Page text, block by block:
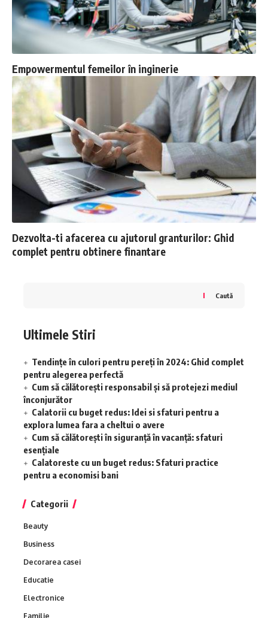
Empowermentul femeilor în inginerie
Dezvolta-ti afacerea cu ajutorul granturilor: Ghid
complet pentru obtinere finantare
Caută
Ultimele Stiri
Tendințe în culori pentru pereți în 2024: Ghid complet
pentru alegerea perfectă
Cum să călătorești responsabil și să protejezi mediul
înconjurător
Calatorii cu buget redus: Idei si sfaturi pentru a
explora lumea fara a cheltui o avere
Cum să călătorești în siguranță în vacanță: sfaturi
esențiale
Calatoreste cu un buget redus: Sfaturi practice
pentru a economisi bani
Categorii
Beauty
Business
Decorarea casei
Educatie
Electronice
Familie